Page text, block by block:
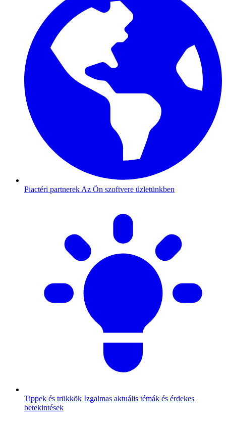
Piactéri partnerek Az Ön szoftvere üzletünkben
Tippek és trükkök Izgalmas aktuális témák és érdekes
betekintések